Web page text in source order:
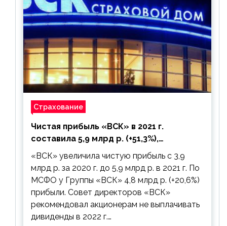
Страхование
Чистая прибыль «ВСК» в 2021 г.
составила 5,9 млрд р. (+51,3%),
дивиденды рекомендовано не
выплачивать
«ВСК» увеличила чистую прибыль с 3,9
млрд р. за 2020 г. до 5,9 млрд р. в 2021 г. По
МСФО у Группы «ВСК» 4,8 млрд р. (+20,6%)
прибыли. Совет директоров «ВСК»
рекомендовал акционерам не выплачивать
дивиденды в 2022 г.…